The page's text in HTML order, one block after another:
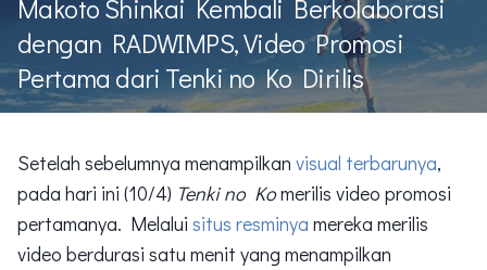
Makoto Shinkai Kembali Berkolaborasi
dengan RADWIMPS, Video Promosi
Pertama dari Tenki no Ko Dirilis
Setelah sebelumnya menampilkan visual terbarunya,
pada hari ini (10/4) Tenki no Komerilis video promosi
pertamanya. Melalui situs resminya mereka merilis
video berdurasi satu menit yang menampilkan